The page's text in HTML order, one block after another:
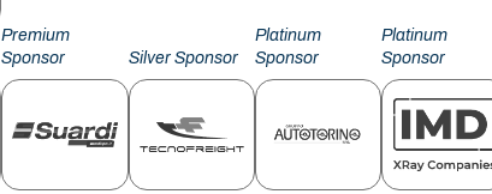
Premium
Sponsor
Silver Sponsor
Platinum
Sponsor
Platinum
Sponsor